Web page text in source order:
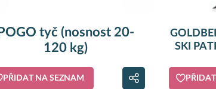
POGO tyč (nosnost 20-
120 kg)
PŘIDAT NA SEZNAM
SKI